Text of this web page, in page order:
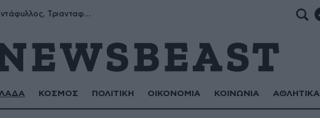
Μύρων, Τριαντάφυλλος, Τριανταφυλλιά, Φυλλιώ, Ρόζα
ΚΟΣΜΟΣ ΠΟΛΙΤΙΚΗ ΟΙΚΟΝΟΜΙΑ ΚΟΙΝΩΝΙΑ ΑΘΛΗΤΙΚΑ